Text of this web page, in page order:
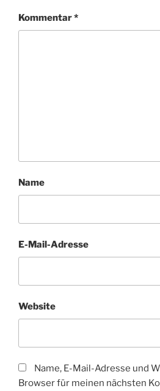
Kommentar*
Name
E-Mail-Adresse
Website
Name, E-Mail-Adresse und
Browser für meinen nächsten